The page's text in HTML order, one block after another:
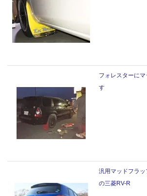
フォレスターに
す
汎用マッドフラ
の三菱RV-R